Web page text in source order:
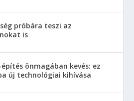
próbára teszi az
is
önmagában kevés: ez
új technológiai kihívása